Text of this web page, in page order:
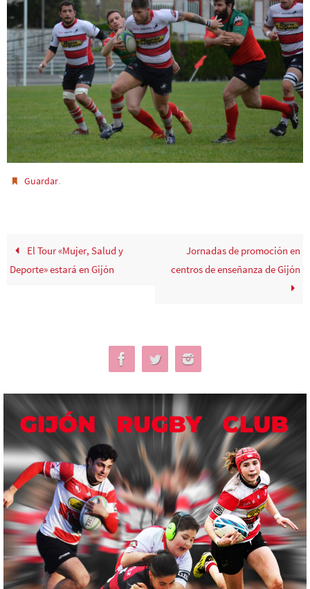
Guardar.
El Tour «Mujer, Salud y
Deporte» estará en Gijón
Jornadas de promoción en
centros de enseñanza de Gijón